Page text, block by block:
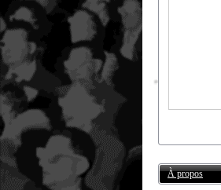
À propos